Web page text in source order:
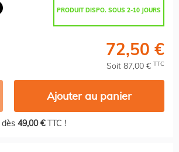
PRODUIT DISPO. SOUS 2-10 JOURS
72,50 €
Soit 87,00 € TTC
Ajouter au panier
49,00 €TTC !